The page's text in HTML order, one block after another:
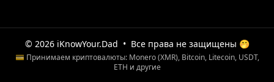
© 2026 iKnowYour.Dad • Все права не защищены 🤭
💳 Принимаем криптовалюты: Monero (XMR), Bitcoin, Litecoin, USDT,
ETH и другие